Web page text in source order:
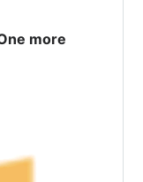
＊楽曲の作
more